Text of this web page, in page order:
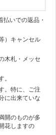
いでの返品・
）キャンセル
木札・メッセ
。
。特に、ご注
に出来ていな
開のものが多
花しますの